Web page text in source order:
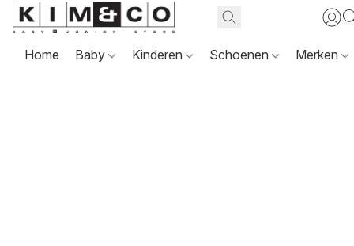
Home Baby Kinderen Schoenen Merken